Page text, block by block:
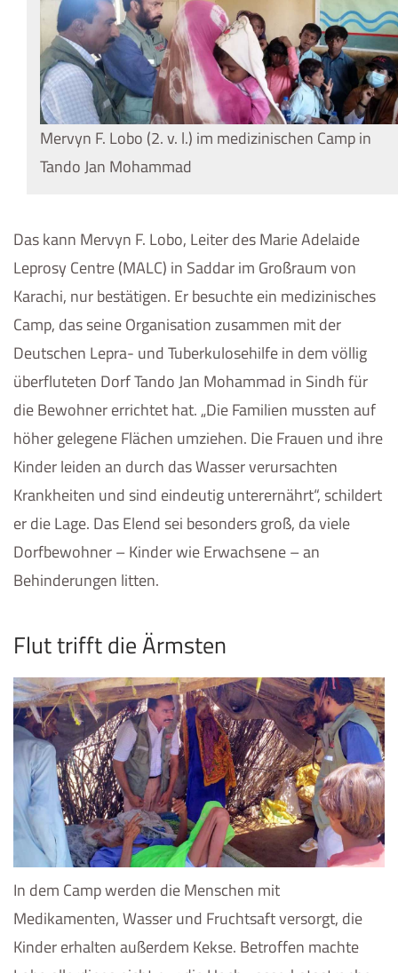
Mervyn F. Lobo (2. v. l.) im medizinischen Camp in
Tando Jan Mohammad
Das kann Mervyn F. Lobo, Leiter des Marie Adelaide
Leprosy Centre (MALC) in Saddar im Großraum von
Karachi, nur bestätigen. Er besuchte ein medizinisches
Camp, das seine Organisation zusammen mit der
Deutschen Lepra- und Tuberkulosehilfe in dem völlig
überfluteten Dorf Tando Jan Mohammad in Sindh für
die Bewohner errichtet hat. „Die Familien mussten auf
höher gelegene Flächen umziehen. Die Frauen und ihre
Kinder leiden an durch das Wasser verursachten
Krankheiten und sind eindeutig unterernährt“, schildert
er die Lage. Das Elend sei besonders groß, da viele
Dorfbewohner – Kinder wie Erwachsene – an
Behinderungen litten.
Flut trifft die Ärmsten
In dem Camp werden die Menschen mit
Medikamenten, Wasser und Fruchtsaft versorgt, die
Kinder erhalten außerdem Kekse. Betroffen machte